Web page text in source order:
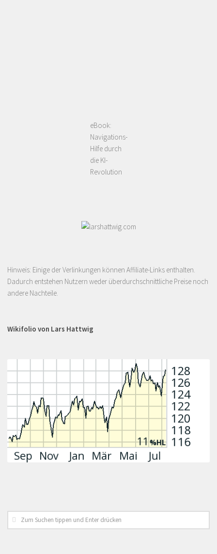
eBook:
Navigations-
Hilfe durch
die KI-
Revolution
Hinweis: Einige der Verlinkungen können Affiliate-Links enthalten.
Dadurch entstehen Nutzern weder überdurchschnittliche Preise noch
andere Nachteile.
Wikifolio von Lars Hattwig